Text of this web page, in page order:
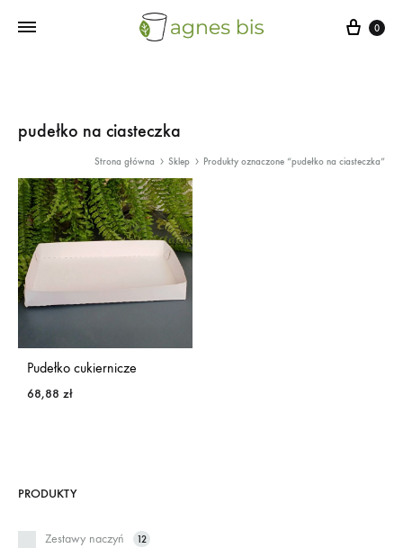
Cart
0
pudełko na ciasteczka
Strona główna Sklep Produkty oznaczone “pudełko na ciasteczka”
Pudełko cukiernicze
68,88 zł
PRODUKTY
Zestawy naczyń 12